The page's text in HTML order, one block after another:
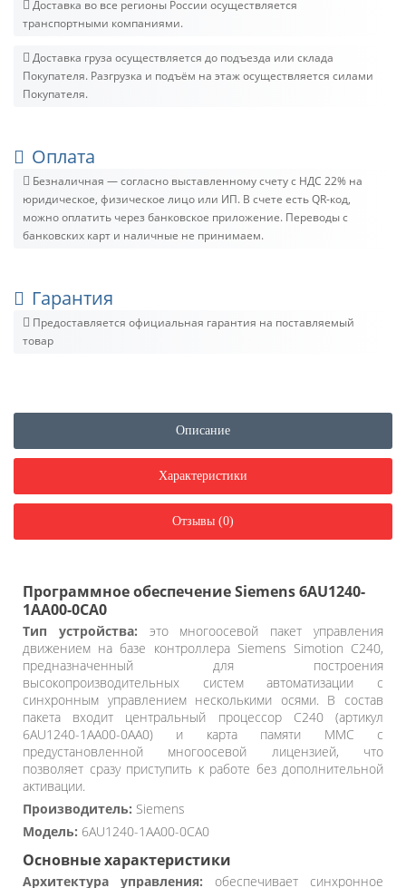
Доставка во все регионы России осуществляется
транспортными компаниями.
Доставка груза осуществляется до подъезда или склада
Покупателя. Разгрузка и подъём на этаж осуществляется силами
Покупателя.
Оплата
Безналичная — согласно выставленному счету c НДС 22% на
юридическое, физическое лицо или ИП. В счете есть QR-код,
можно оплатить через банковское приложение. Переводы с
банковских карт и наличные не принимаем.
Гарантия
Предоставляется официальная гарантия на поставляемый
товар
Описание
Характеристики
Отзывы (0)
Программное обеспечение Siemens 6AU1240-
1AA00-0CA0
Тип устройства: это многоосевой пакет управления
движением на базе контроллера Siemens Simotion C240,
предназначенный для построения
высокопроизводительных систем автоматизации с
синхронным управлением несколькими осями. В состав
пакета входит центральный процессор C240 (артикул
6AU1240-1AA00-0AA0) и карта памяти MMC с
предустановленной многоосевой лицензией, что
позволяет сразу приступить к работе без дополнительной
активации.
Производитель: Siemens
Модель: 6AU1240-1AA00-0CA0
Основные характеристики
Архитектура управления: обеспечивает синхронное